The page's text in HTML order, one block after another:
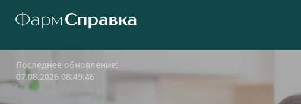
Последнее обновление:
07.08.2026 08:49:46